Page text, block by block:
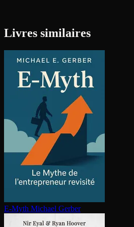
Livres similaires
E-Myth Michael Gerber